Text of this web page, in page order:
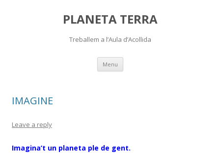
PLANETA TERRA
Treballem a l’Aula d’Acollida
Menu Skip
content
IMAGINE
Leave a reply
Imagina’t un planeta ple de gent.